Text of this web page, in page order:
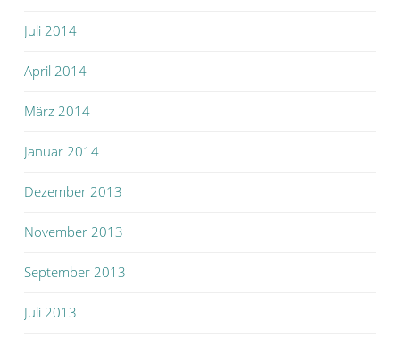
Juli 2014
April 2014
März 2014
Januar 2014
Dezember 2013
November 2013
September 2013
Juli 2013